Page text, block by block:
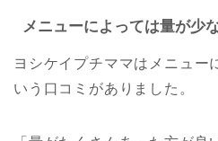
メニューによっては量が少
ヨシケイプチママはメニュー
いう口コミがありました。